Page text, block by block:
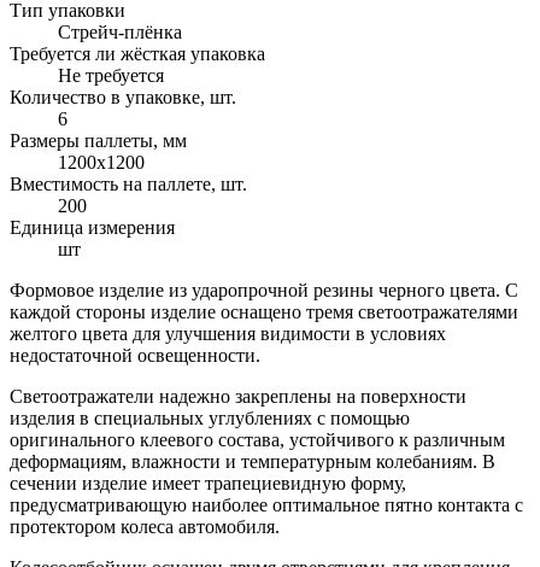
Тип упаковки
Стрейч-плёнка
Требуется ли жёсткая упаковка
Не требуется
Количество в упаковке, шт.
6
Размеры паллеты, мм
1200х1200
Вместимость на паллете, шт.
200
Единица измерения
шт
Формовое изделие из ударопрочной резины черного цвета. С
каждой стороны изделие оснащено тремя светоотражателями
желтого цвета для улучшения видимости в условиях
недостаточной освещенности.
Светоотражатели надежно закреплены на поверхности
изделия в специальных углублениях с помощью
оригинального клеевого состава, устойчивого к различным
деформациям, влажности и температурным колебаниям. В
сечении изделие имеет трапециевидную форму,
предусматривающую наиболее оптимальное пятно контакта с
протектором колеса автомобиля.